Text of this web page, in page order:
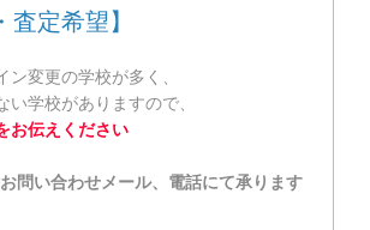
定希望】
変更の学校が多く、
学校がありますので、
お伝えください
問い合わせメール、電話にて承ります